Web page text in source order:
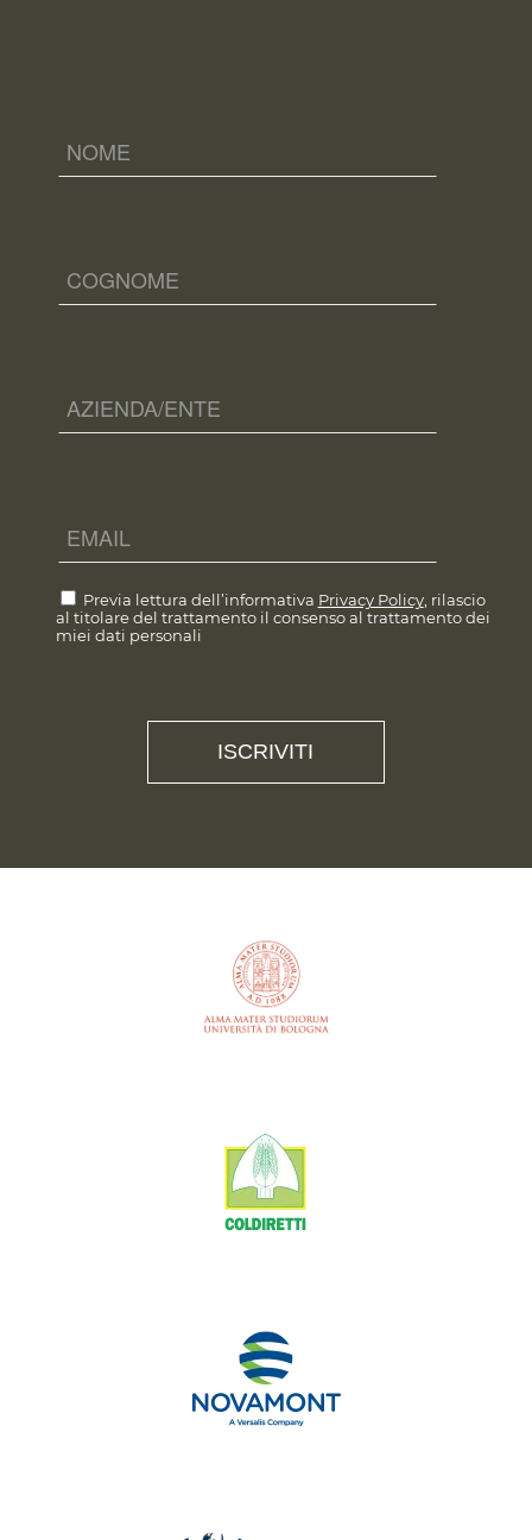
Previa lettura dell’informativa Privacy Policy, rilascio
al titolare del trattamento il consenso al trattamento dei
miei dati personali